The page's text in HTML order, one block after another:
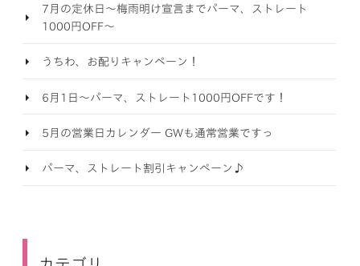
7月の定休日～梅雨明け宣言までパーマ、ストレート
1000円OFF～
うちわ、お配りキャンペーン！
6月1日～パーマ、ストレート1000円OFFです！
5月の営業日カレンダー GWも通常営業ですっ
パーマ、ストレート割引キャンペーン♪